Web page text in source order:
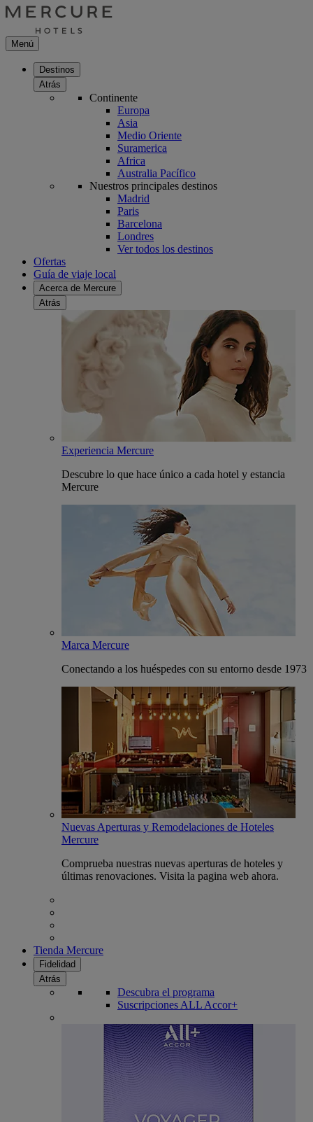
Menú
Destinos
Atrás
Continente
Europa
Asia
Medio Oriente
Suramerica
Africa
Australia Pacífico
Nuestros principales destinos
Madrid
Paris
Barcelona
Londres
Ver todos los destinos
Ofertas
Guía de viaje local
Acerca de Mercure
Atrás
Experiencia Mercure
Descubre lo que hace único a cada hotel y estancia
Mercure
Marca Mercure
Conectando a los huéspedes con su entorno desde 1973
Nuevas Aperturas y Remodelaciones de Hoteles
Mercure
Comprueba nuestras nuevas aperturas de hoteles y
últimas renovaciones. Visita la pagina web ahora.
Tienda Mercure
Fidelidad
Atrás
Descubra el programa
Suscripciones ALL Accor+